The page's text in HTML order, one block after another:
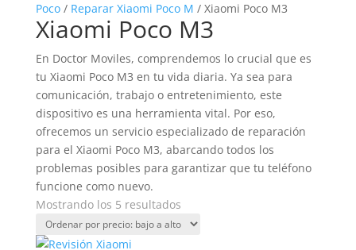
Poco/ Reparar Xiaomi Poco M / Xiaomi Poco M3
Xiaomi Poco M3
En Doctor Moviles, comprendemos lo crucial que es
tu Xiaomi Poco M3 en tu vida diaria. Ya sea para
comunicación, trabajo o entretenimiento, este
dispositivo es una herramienta vital. Por eso,
ofrecemos un servicio especializado de reparación
para el Xiaomi Poco M3, abarcando todos los
problemas posibles para garantizar que tu teléfono
funcione como nuevo.
Mostrando los 5 resultadosOrdenado
por